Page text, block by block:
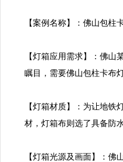
【案例名称】：佛山包
【灯箱应用需求】：佛
瞩目，需要佛山包柱卡布
【灯箱材质】：为让地
材，灯箱布则选了具备防
【灯箱光源及画面】：